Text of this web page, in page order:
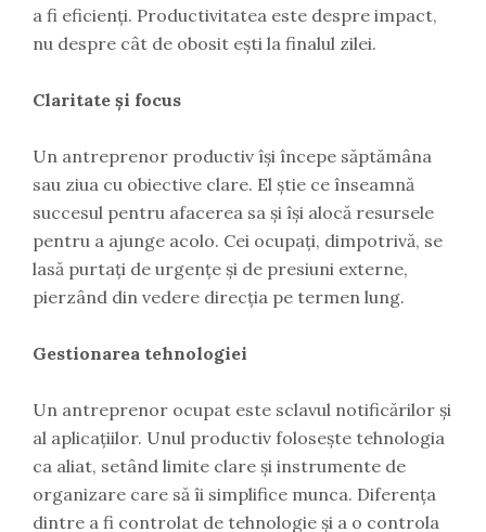
a fi eficienți. Productivitatea este despre impact,
nu despre cât de obosit ești la finalul zilei.
Claritate și focus
Un antreprenor productiv își începe săptămâna
sau ziua cu obiective clare. El știe ce înseamnă
succesul pentru afacerea sa și își alocă resursele
pentru a ajunge acolo. Cei ocupați, dimpotrivă, se
lasă purtați de urgențe și de presiuni externe,
pierzând din vedere direcția pe termen lung.
Gestionarea tehnologiei
Un antreprenor ocupat este sclavul notificărilor și
al aplicațiilor. Unul productiv folosește tehnologia
ca aliat, setând limite clare și instrumente de
organizare care să îi simplifice munca. Diferența
dintre a fi controlat de tehnologie și a o controla